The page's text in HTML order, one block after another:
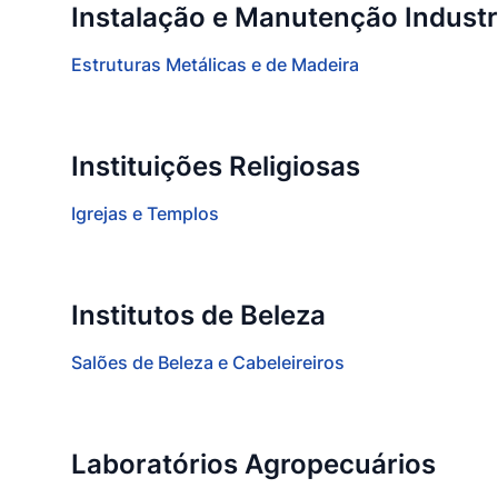
Instalação e Manutenção
Estruturas Metálicas e de Madeira
Instituições Religiosas
Igrejas e Templos
Institutos de Beleza
Salões de Beleza e Cabeleireiros
Laboratórios Agropecuários